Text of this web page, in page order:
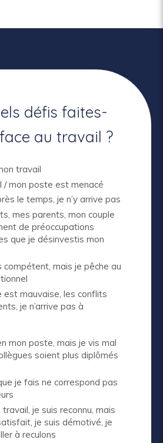
défis faites-
au travail ?
travail
/ mon poste est menacé
le temps, je n’y arrive pas
mes parents, mon couple
de préoccupations
que je désinvestis mon
compétent, mais je pêche au
est mauvaise, les conflits
je n’arrive pas à
mon poste, mais je vis mal
soient plus diplômés
je fais ne correspond pas
travail, je suis reconnu, mais
je suis démotivé, je
à reculons